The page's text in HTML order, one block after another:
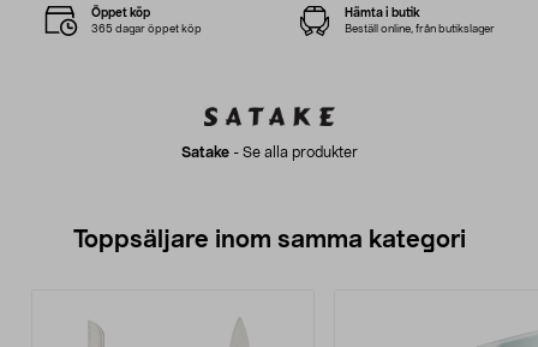
Satake- Se alla produkter
Öppet köp
365 dagar öppet köp
Hämta i butik
Beställ online, från butikslager
Toppsäljare inom samma kategori